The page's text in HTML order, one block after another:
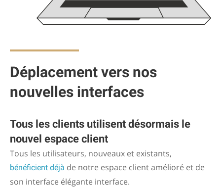
Déplacement vers nos
nouvelles interfaces
Tous les clients utilisent désormais le
nouvel espace client
Tous les utilisateurs, nouveaux et existants,
bénéficient déjà de notre espace client amélioré et de
son interface élégante interface.